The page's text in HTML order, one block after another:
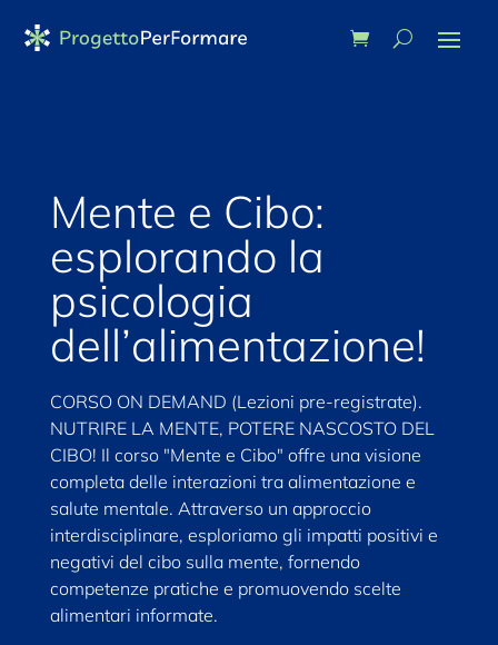
Mente e Cibo:
esplorando la
psicologia
dell’alimentazione!
CORSO ON DEMAND (Lezioni pre-registrate).
NUTRIRE LA MENTE, POTERE NASCOSTO DEL
CIBO! Il corso "Mente e Cibo" offre una visione
completa delle interazioni tra alimentazione e
salute mentale. Attraverso un approccio
interdisciplinare, esploriamo gli impatti positivi e
negativi del cibo sulla mente, fornendo
competenze pratiche e promuovendo scelte
alimentari informate.